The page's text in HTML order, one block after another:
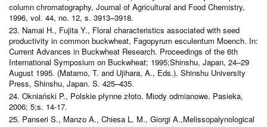
column chromatography, Journal of Agricultural and Food Chemistry,
1996, vol. 44, no. 12, s. 3913–3918.
23. Namai H., Fujita Y., Floral characteristics associated with seed
productivity in common buckwheat, Fagopyrum esculentum Moench. In:
Current Advances in Buckwheat Research. Proceedings of the 6th
International Symposium on Buckwheat; 1995;Shinshu, Japan, 24–29
August 1995. (Matamo, T. and Ujihara, A., Eds.). Shinshu University
Press, Shinshu, Japan. S. 425–435.
24. Okniański P., Polskie płynne złoto. Miody odmianowe. Pasieka,
2006; 5;s. 14-17.
25. Panseri S., Manzo A., Chiesa L. M., Giorgi A.,Melissopalynological